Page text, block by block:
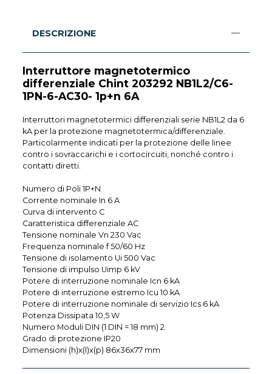
DESCRIZIONE
Interruttore magnetotermico
differenziale Chint 203292 NB1L2/C6-
1PN-6-AC30- 1p+n 6A
Interruttori magnetotermici differenziali serie NB1L2 da 6
kA per la protezione magnetotermica/differenziale.
Particolarmente indicati per la protezione delle linee
contro i sovraccarichi e i cortocircuiti, nonché contro i
contatti diretti.
Numero di Poli 1P+N
Corrente nominale In 6 A
Curva di intervento C
Caratteristica differenziale AC
Tensione nominale Vn 230 Vac
Frequenza nominale f 50/60 Hz
Tensione di isolamento Ui 500 Vac
Tensione di impulso Uimp 6 kV
Potere di interruzione nominale Icn 6 kA
Potere di interruzione estremo Icu 10 kA
Potere di interruzione nominale di servizio Ics 6 kA
Potenza Dissipata 10,5 W
Numero Moduli DIN (1 DIN = 18 mm) 2
Grado di protezione IP20
Dimensioni (h)x(l)x(p) 86x36x77 mm